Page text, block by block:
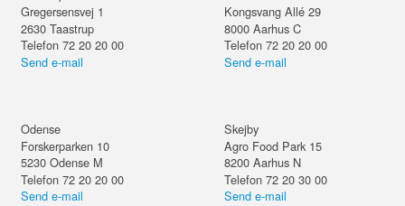
Gregersensvej 1
2630 Taastrup
Telefon 72 20 20 00
Send e-mail
Kongsvang Allé 29
8000 Aarhus C
Telefon 72 20 20 00
Send e-mail
Odense
Forskerparken 10
5230 Odense M
Telefon 72 20 20 00
Send e-mail
Skejby
Agro Food Park 15
8200 Aarhus N
Telefon 72 20 30 00
Send e-mail